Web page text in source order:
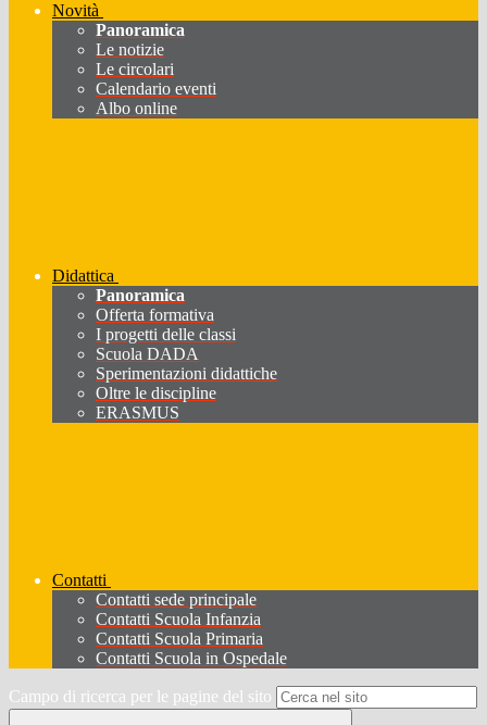
Novità
Panoramica
Le notizie
Le circolari
Calendario eventi
Albo online
Didattica
Panoramica
Offerta formativa
I progetti delle classi
Scuola DADA
Sperimentazioni didattiche
Oltre le discipline
ERASMUS
Contatti
Contatti sede principale
Contatti Scuola Infanzia
Contatti Scuola Primaria
Contatti Scuola in Ospedale
Campo di ricerca per le pagine del sito